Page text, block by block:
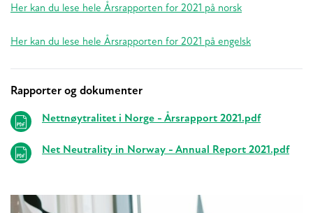
Her kan du lese hele Årsrapporten for 2021 på norsk
Her kan du lese hele Årsrapporten for 2021 på engelsk
Relaterte
Rapporter og dokumenter
Nettnøytralitet i Norge - Årsrapport 2021.pdf
Net Neutrality in Norway - Annual Report 2021.pdf